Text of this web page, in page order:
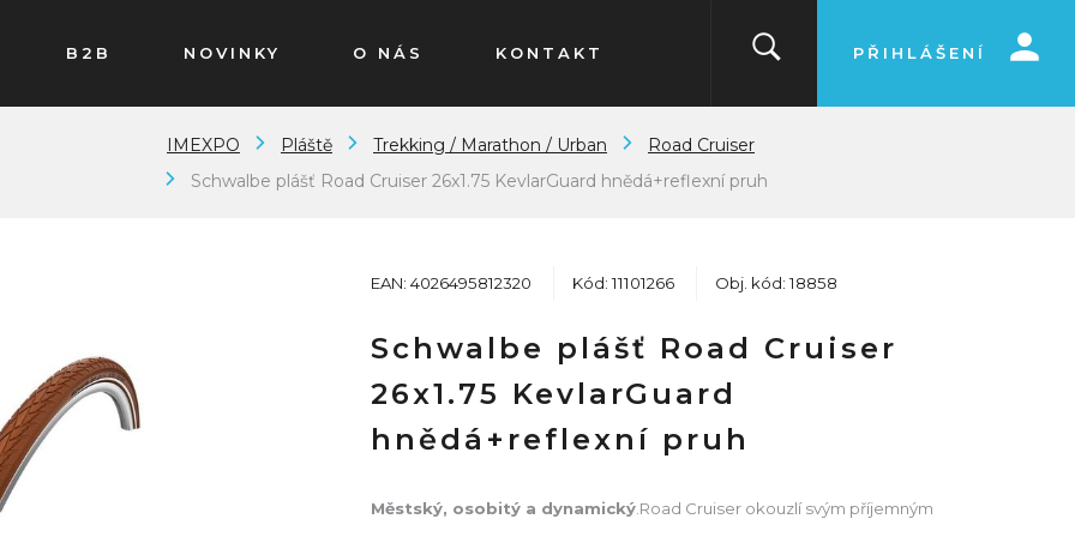
B2B NOVINKY O NÁS KONTAKT PŘIHLÁŠENÍ
IMEXPO Pláště Trekking / Marathon / Urban
Road Cruiser
Schwalbe plášť Road Cruiser 26x1.75 KevlarGuard hnědá+reflexní pruh
EAN: 4026495812320 Kód: 11101266 Obj. kód: 18858
Schwalbe plášť Road Cruiser
26x1.75 KevlarGuard
hnědá+reflexní pruh
Městský, osobitý a dynamický.Road Cruiser okouzlí svým příjemným